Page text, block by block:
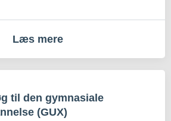
Læs mere
til den gymnasiale
(GUX)